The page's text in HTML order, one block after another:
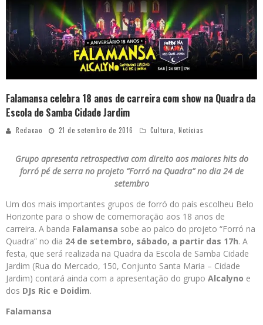
Definidas as 12 finalistas do concurso Rainha do Pedro Leopoldo Rodeio Show 2026
Falamansa celebra 18 anos de carreira com show na Quadra da
Escola de Samba Cidade Jardim
Redacao 21 de setembro de 2016 Cultura Notícias
Grupo apresenta retrospectiva com direito aos maiores hits do
forró pé de serra no projeto “Forró na Quadra” no dia 24 de
setembro
Um dos mais importantes grupos de forró do país escolheu Belo
Horizonte para o show de comemoração aos 18 anos de
carreira. A banda Falamansa sobe ao palco do projeto “Forró na
Quadra” no dia 24 de setembro, sábado, a partir das 17h. A
festa, que será realizada na Quadra da Escola de Samba Cidade
Jardim (Rua do Mercado, 150, Conjunto Santa Maria – Cidade
Jardim) contará ainda com a apresentação do grupo Alcalyno e
dos DJs Ric e Doidim.
Falamansa